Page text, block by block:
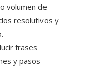
volumen de
resolutivos y
frases
y pasos